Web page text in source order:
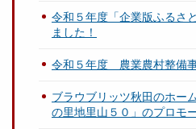
令和５年度「企業版ふるさ
ました！
令和５年度 農業農村整備
ブラウブリッツ秋田のホー
の里地里山５０」のプロモ